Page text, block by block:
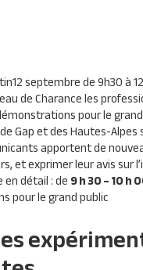
septembre de 9h30 à
de Charance les
pour le
Gap et des Hautes-
apportent de
et exprimer leur avis sur
détail : de9 h 30 – 10 h
pour le grand public